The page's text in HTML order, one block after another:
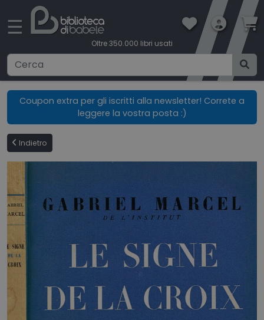
☰
Oltre 350.000 libri usati
Ricerca avanzata
CONDIZIONI DI VENDITA
SPEDIZIONI
CONTATTI
Coupon extra per gli iscritti alla newsletter! Correte a
leggere la vostra posta :)
Indietro